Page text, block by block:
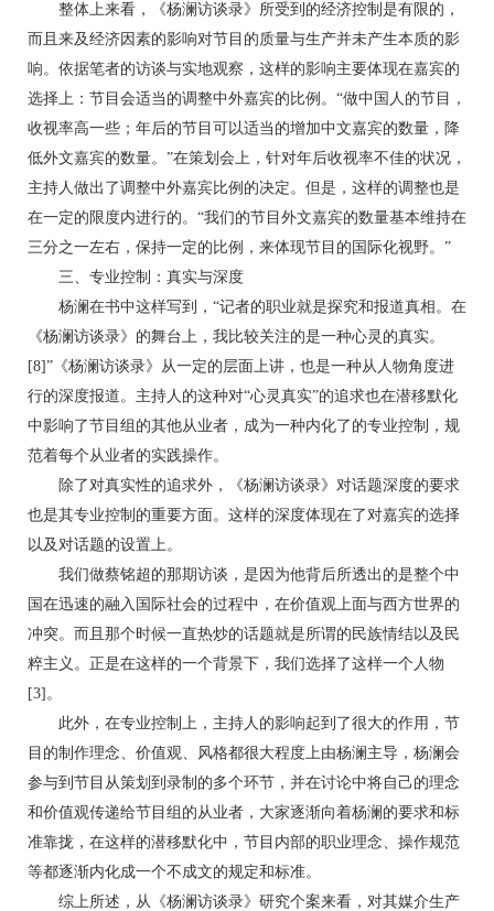
整体上来看，《杨澜访谈录》所受到的经济控制是有限的，
而且来及经济因素的影响对节目的质量与生产并未产生本质的影
响。依据笔者的访谈与实地观察，这样的影响主要体现在嘉宾的
选择上：节目会适当的调整中外嘉宾的比例。“做中国人的节目，
收视率高一些；年后的节目可以适当的增加中文嘉宾的数量，降
低外文嘉宾的数量。”在策划会上，针对年后收视率不佳的状况，
主持人做出了调整中外嘉宾比例的决定。但是，这样的调整也是
在一定的限度内进行的。“我们的节目外文嘉宾的数量基本维持在
三分之一左右，保持一定的比例，来体现节目的国际化视野。”
三、专业控制：真实与深度
杨澜在书中这样写到，“记者的职业就是探究和报道真相。在
《杨澜访谈录》的舞台上，我比较关注的是一种心灵的真实。
[8]”《杨澜访谈录》从一定的层面上讲，也是一种从人物角度进
行的深度报道。主持人的这种对“心灵真实”的追求也在潜移默化
中影响了节目组的其他从业者，成为一种内化了的专业控制，规
范着每个从业者的实践操作。
除了对真实性的追求外，《杨澜访谈录》对话题深度的要求
也是其专业控制的重要方面。这样的深度体现在了对嘉宾的选择
以及对话题的设置上。
我们做蔡铭超的那期访谈，是因为他背后所透出的是整个中
国在迅速的融入国际社会的过程中，在价值观上面与西方世界的
冲突。而且那个时候一直热炒的话题就是所谓的民族情结以及民
粹主义。正是在这样的一个背景下，我们选择了这样一个人物
[3]。
此外，在专业控制上，主持人的影响起到了很大的作用，节
目的制作理念、价值观、风格都很大程度上由杨澜主导，杨澜会
参与到节目从策划到录制的多个环节，并在讨论中将自己的理念
和价值观传递给节目组的从业者，大家逐渐向着杨澜的要求和标
准靠拢，在这样的潜移默化中，节目内部的职业理念、操作规范
等都逐渐内化成一个不成文的规定和标准。
综上所述，从《杨澜访谈录》研究个案来看，对其媒介生产